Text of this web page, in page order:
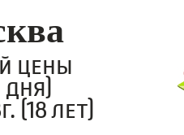
цены
дня)
(18 лет)